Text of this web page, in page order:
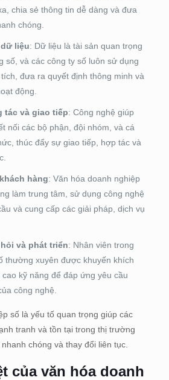
chia sẻ thông tin dễ dàng và đưa
chóng.
liệu: Dữ liệu là tài sản quan trọng
số, và các công ty số luôn sử dụng
đưa ra quyết định thông minh và
động.
tác và giao tiếp: Công nghệ giúp
nối các bộ phận, đội nhóm, và cá
thúc đẩy sự giao tiếp, hợp tác và
hàng: Văn hóa doanh nghiệp
làm trung tâm, sử dụng công nghệ
và cung cấp các giải pháp, dịch vụ
và phát triển: Nhân viên trong
thường xuyên được khuyến khích
kỹ năng để đáp ứng yêu cầu
công nghệ.
số là yếu tố quan trọng giúp các
tranh và tồn tại trong thị trường
chóng và thay đổi liên tục.
của văn hóa doanh